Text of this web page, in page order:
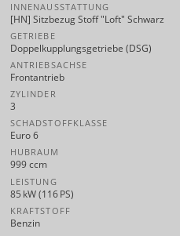
INNENAUSSTATTUNG
[HN] Sitzbezug Stoff "Loft" Schwarz
GETRIEBE
Doppelkupplungsgetriebe (DSG)
ANTRIEBSACHSE
Frontantrieb
ZYLINDER
3
SCHADSTOFFKLASSE
Euro 6
HUBRAUM
999 ccm
LEISTUNG
85 kW (116 PS)
KRAFTSTOFF
Benzin